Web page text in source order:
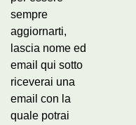
sempre
aggiornarti,
lascia nome ed
email qui sotto
riceverai una
email con la
quale potrai